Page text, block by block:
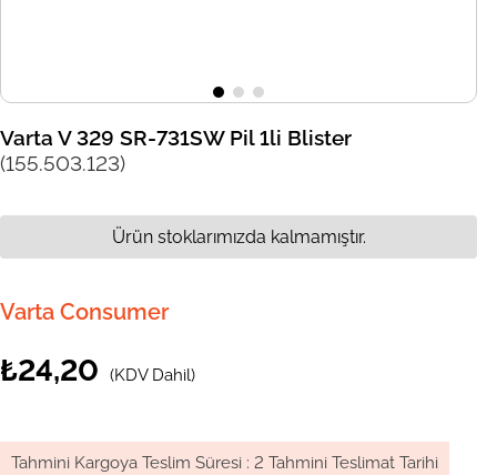
Varta V 329 SR-731SW Pil 1li Blister
(155.503.123)
Varta Consumer
₺24,20 (KDV Dahil)
Tahmini Kargoya Teslim Süresi : 2 Tahmini Teslimat Tarihi
Ürün stoklarımızda kalmamıştır.